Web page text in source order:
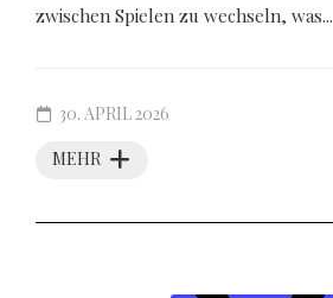
zwischen Spielen zu wechseln, was...
MEHR
30. APRIL 2026